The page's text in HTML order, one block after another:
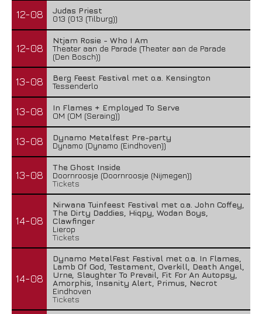
12-08
Judas Priest
013 (013 (Tilburg))
12-08
Ntjam Rosie - Who I Am
Theater aan de Parade (Theater aan de Parade
(Den Bosch))
13-08
Berg Feest Festival met o.a. Kensington
Tessenderlo
13-08
In Flames + Employed To Serve
OM (OM (Seraing))
13-08
Dynamo Metalfest Pre-party
Dynamo (Dynamo (Eindhoven))
13-08
The Ghost Inside
Doornroosje (Doornroosje (Nijmegen))
Tickets
14-08
Nirwana Tuinfeest Festival met o.a. John Coffey,
The Dirty Daddies, Hiqpy, Wodan Boys,
Clawfinger
Lierop
Tickets
14-08
Dynamo MetalFest Festival met o.a. In Flames,
Lamb Of God, Testament, Overkill, Death Angel,
Urne, Slaughter To Prevail, Fit For An Autopsy,
Amorphis, Insanity Alert, Primus, Necrot
Eindhoven
Tickets